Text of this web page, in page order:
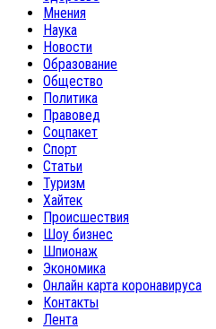
Мнения
Наука
Новости
Образование
Общество
Политика
Правовед
Соцпакет
Спорт
Статьи
Туризм
Хайтек
Происшествия
Шоу бизнес
Шпионаж
Экономика
Онлайн карта коронавируса
Контакты
Лента